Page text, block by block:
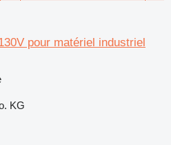
pour matériel industriel
KG